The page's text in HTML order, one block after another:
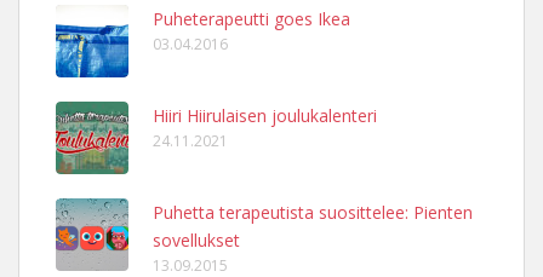
Puheterapeutti goes Ikea
03.04.2016
Hiiri Hiirulaisen joulukalenteri
24.11.2021
Puhetta terapeutista suosittelee: Pienten
sovellukset
13.09.2015